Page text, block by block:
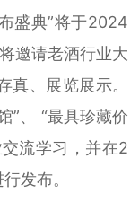
盛典”将于2024
邀请老酒行业大
真、展览展示。
”、 “最具珍藏价
流学习，并在2
发布。